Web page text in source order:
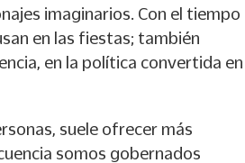
imaginarios. Con el tiempo
en las fiestas; también
en la política convertida en
suele ofrecer más
somos gobernados